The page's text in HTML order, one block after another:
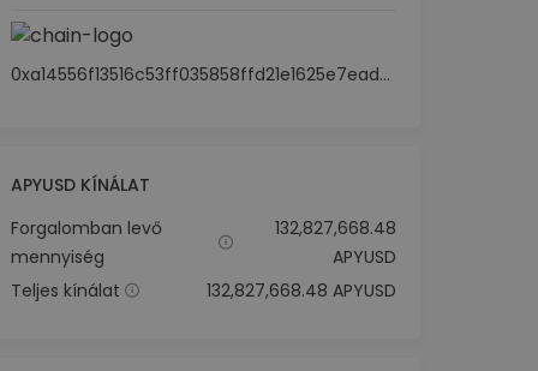
0xa14556f13516c53ff035858ffd21e1625e7eadfd
APYUSD KÍNÁLAT
Forgalomban levő
mennyiség
132,827,668.48
APYUSD
Teljes kínálat
132,827,668.48 APYUSD